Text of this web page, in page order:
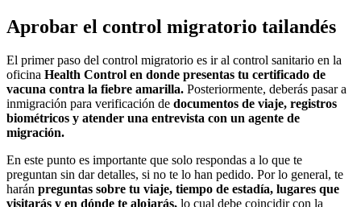
Aprobar el control migratorio tailandés
El primer paso del control migratorio es ir al control sanitario en la
oficina Health Control en donde presentas tu certificado de
vacuna contra la fiebre amarilla. Posteriormente, deberás pasar a
inmigración para verificación de documentos de viaje, registros
biométricos y atender una entrevista con un agente de
migración.
En este punto es importante que solo respondas a lo que te
preguntan sin dar detalles, si no te lo han pedido. Por lo general, te
harán preguntas sobre tu viaje, tiempo de estadía, lugares que
visitarás y en dónde te alojarás, lo cual debe coincidir con la